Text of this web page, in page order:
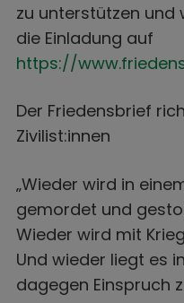
zu unterstützen und
die Einladung auf
https://
Der Friedensbrief
Zivilist:innen
„Wieder wird in
gemordet und
Wieder wird mit
Und wieder liegt es
dagegen Einspruch